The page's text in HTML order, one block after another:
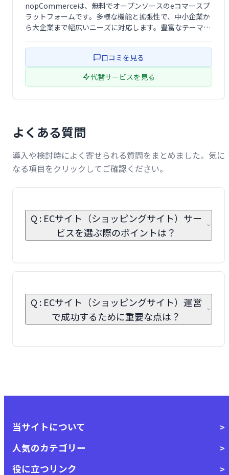
nopCommerceは、無料でオープンソースのeコマースプ
ラットフォームです。多様な機能と拡張性で、中小企業か
ら大企業まで幅広いニーズに対応します。豊富なテーマや
多くの企業に利用されており、信頼性の高いシステム構築
口コミを見る
代替サービスを見る
よくある質問
導入や検討時によく寄せられる質問をまとめました。気に
なる項目をクリックしてご確認ください。
Q : ECサイト（ショッピングサイト）サー
ビスを選ぶ際のポイントは？
Q : ECサイト（ショッピングサイト）運営
で成功するために重要な点は？
当サイトについて
人気のカテゴリー
役に立つリンク